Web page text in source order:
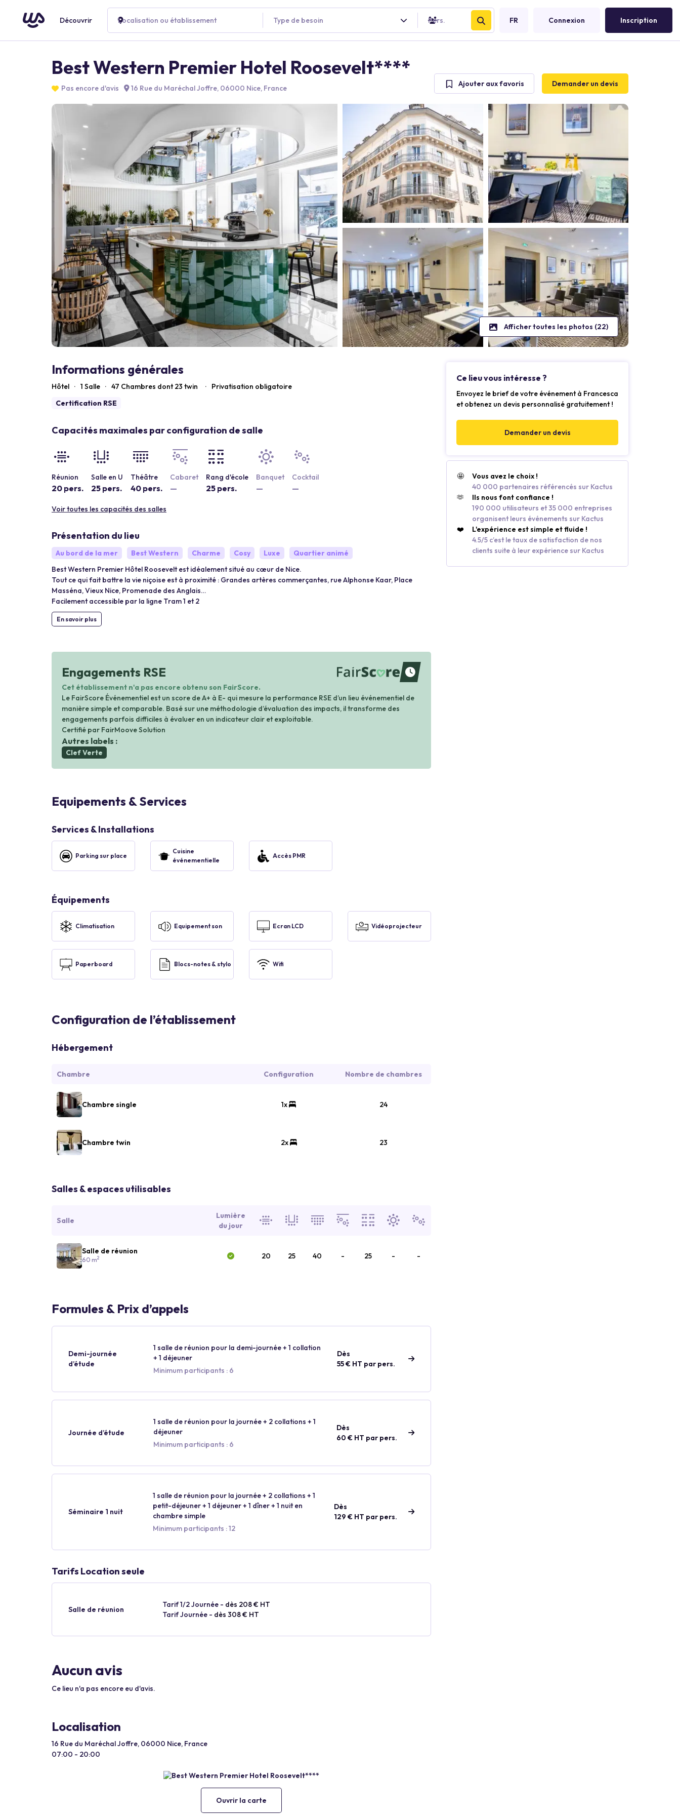
Découvrir Localisation ou établissement Type de besoin Pers. FR Connexion Inscription
Best Western Premier Hotel Roosevelt****
Pas encore d'avis 16 Rue du Maréchal Joffre, 06000 Nice, France Ajouter aux favoris Demander un devis
Afficher toutes les photos (22)
Informations générales
Hôtel · 1 Salle · 47 Chambres dont 23 twin ·
Privatisation obligatoire
Certification RSE
Capacités maximales par configuration de salle
Réunion
20 pers.
Salle en U
25 pers.
Théâtre
40 pers.
Cabaret
—
Rang d'école
25 pers.
Banquet
—
Cocktail
—
Voir toutes les capacités des salles
Présentation du lieu
Au bord de la mer Best Western Charme Cosy Luxe
Quartier animé
Best Western Premier Hôtel Roosevelt est idéalement situé au cœur de Nice.
Tout ce qui fait battre la vie niçoise est à proximité : Grandes artères commerçantes, rue Alphonse Kaar, Place
Masséna, Vieux Nice, Promenade des Anglais…
Facilement accessible par la ligne Tram 1 et 2
En savoir plus
Engagements RSE
waiting
Cet établissement n'a pas encore obtenu son FairScore.
Le FairScore Événementiel est un score de A+ à E- qui mesure la performance RSE d’un lieu événementiel de
manière simple et comparable. Basé sur une méthodologie d’évaluation des impacts, il transforme des
engagements parfois difficiles à évaluer en un indicateur clair et exploitable.
Certifié par FairMoove Solution
Autres labels :
Clef Verte
Equipements & Services
Services & Installations
Parking sur place
Cuisine
événementielle
Accès PMR
Équipements
Climatisation Equipement son Ecran LCD Vidéoprojecteur
Paperboard Blocs-notes & stylo Wifi
Configuration de l’établissement
Hébergement
Chambre Configuration Nombre de chambres
Chambre single 1x 24
Chambre twin 2x 23
Salles & espaces utilisables
Salle
Lumière
du jour
Salle de réunion
60 m2 20 25 40 - 25 - -
Formules & Prix d’appels
Demi-journée
d’étude
1 salle de réunion pour la demi-journée + 1 collation
+ 1 déjeuner
Minimum participants : 6
Dès
55 € HT par pers.
Journée d’étude
1 salle de réunion pour la journée + 2 collations + 1
déjeuner
Minimum participants : 6
Dès
60 € HT par pers.
Séminaire 1 nuit
1 salle de réunion pour la journée + 2 collations + 1
petit-déjeuner + 1 déjeuner + 1 dîner + 1 nuit en
chambre simple
Minimum participants : 12
Dès
129 € HT par pers.
Tarifs Location seule
Salle de réunion
Tarif 1/2 Journée - dès 208 € HT
Tarif Journée - dès 308 € HT
Aucun avis
Ce lieu n'a pas encore eu d'avis.
Localisation
16 Rue du Maréchal Joffre, 06000 Nice, France
07:00 - 20:00
Ouvrir la carte
Ce lieu vous intéresse ?
Envoyez le brief de votre événement à Francesca
et obtenez un devis personnalisé gratuitement !
Demander un devis
🤩
Vous avez le choix !
40 000 partenaires référencés sur Kactus
🫶
Ils nous font confiance !
190 000 utilisateurs et 35 000 entreprises
organisent leurs événements sur Kactus
❤️
L'expérience est simple et fluide !
4.5/5 c’est le taux de satisfaction de nos
clients suite à leur expérience sur Kactus